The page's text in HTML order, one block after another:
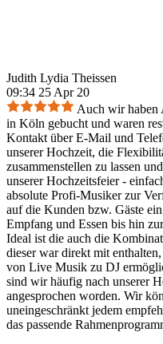
Judith Lydia Theissen
09:34 25 Apr 20
Auch wir haben
in Köln gebucht und waren
Kontakt über E-Mail und
unserer Hochzeit, die
zusammenstellen zu lassen
unserer Hochzeitsfeier -
absolute Profi-Musiker zur
auf die Kunden bzw. Gäste
Empfang und Essen bis hin
Ideal ist die auch die
dieser war direkt mit
von Live Musik zu DJ
sind wir häufig nach unserer
angesprochen worden. Wir
uneingeschränkt jedem
das passende